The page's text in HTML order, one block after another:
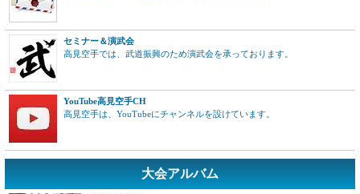
セミナー＆演武会
高見空手では、武道振興のため演武会を承っております。
YouTube高見空手CH
高見空手は、YouTubeにチャンネルを設けています。
大会アルバム